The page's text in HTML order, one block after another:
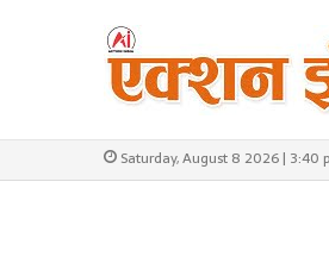
Saturday, August 8 2026 | 3:40